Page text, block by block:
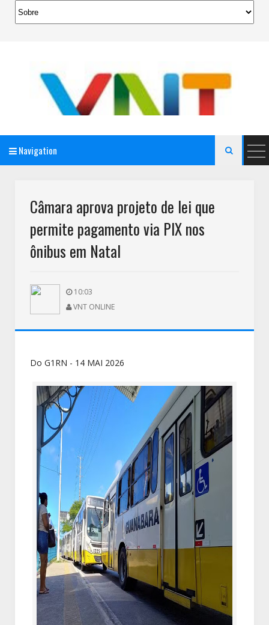
Navigation 
Câmara aprova projeto de lei que
permite pagamento via PIX nos
ônibus em Natal
10:03
VNT ONLINE
Do G1RN - 14 MAI 2026